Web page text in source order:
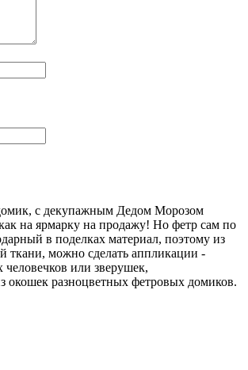
с декупажным Дедом Морозом
на ярмарку на продажу! Но фетр сам по
в поделках материал, поэтому из
ткани, можно сделать аппликации -
или зверушек,
окошек разноцветных фетровых домиков.